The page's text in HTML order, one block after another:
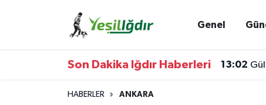
Genel
Son Dakika Iğdır Haberleri 13:02
HABERLER ANKARA